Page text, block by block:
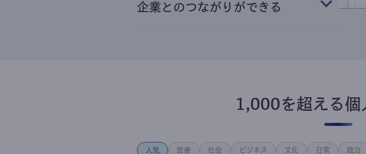
企業とのつながりができる
1,000を超える個
人気 医療 社会 ビジネス 文化 日常 政治